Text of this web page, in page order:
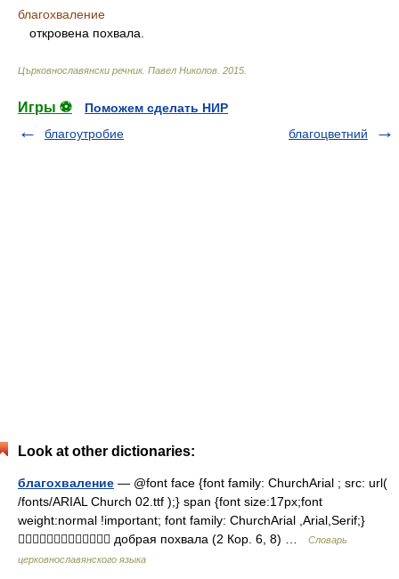
благохваление
откровена похвала.
Църковнославянски речник. Павел Николов 2015
Игры ⚽
Поможем сделать НИР
благоутробие
благоцветний
Look at other dictionaries:
благохваление — @font face {font family: ChurchArial ; src: url(
/fonts/ARIAL Church 02.ttf );} span {font size:17px;font
weight:normal !important; font family: ChurchArial ,Arial,Serif;}
 добрая похвала (2 Кор. 6, 8) …
Словарь
церковнославянского языка